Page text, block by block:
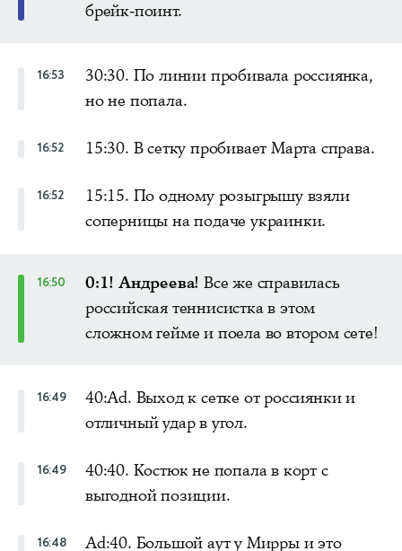
брейк-поинт.
16:53
30:30. По линии пробивала россиянка,
но не попала.
16:52 15:30. В сетку пробивает Марта справа.
16:52
15:15. По одному розыгрышу взяли
соперницы на подаче украинки.
16:50 0:1! Андреева! Все же справилась
российская теннисистка в этом
сложном гейме и поела во втором сете!
16:49
40:Ad. Выход к сетке от россиянки и
отличный удар в угол.
16:49
40:40. Костюк не попала в корт с
выгодной позиции.
16:48 Ad:40. Большой аут у Мирры и это